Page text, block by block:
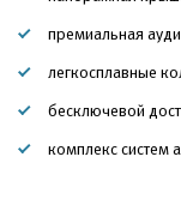
премиальная
легкосплавные
бесключевой
комплекс систем